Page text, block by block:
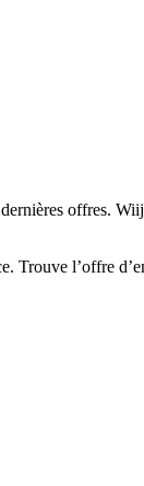
offres.
Trouve l’offre